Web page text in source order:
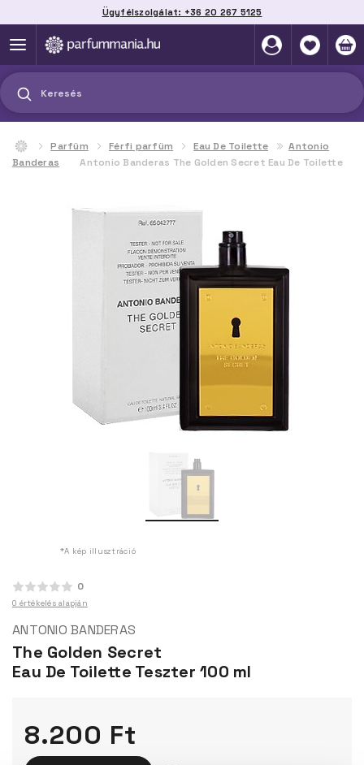
Ügyfélszolgálat: +36 20 267 5125
Keresés
Parfüm Férfi parfüm Eau De Toilette
Antonio
Banderas
Antonio Banderas The Golden Secret Eau De Toilette
*A kép illusztráció
0
0 értékelés alapján
ANTONIO BANDERAS
The Golden Secret
Eau De Toilette Teszter 100 ml
8.200 Ft